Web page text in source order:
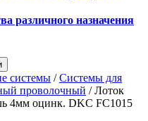
различного назначения
системы /Системы для
проволочный / Лоток
4мм оцинк. DKC FC1015